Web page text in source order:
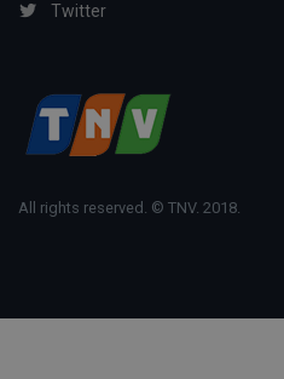
Twitter
All rights reserved. © TNV. 2018.